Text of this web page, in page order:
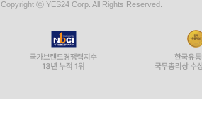
Copyright ⓒ YES24 Corp. All Rights Reserved.